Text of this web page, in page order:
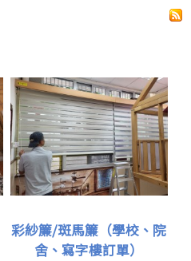
彩紗簾/斑馬簾（學校、院
舍、寫字樓訂單）